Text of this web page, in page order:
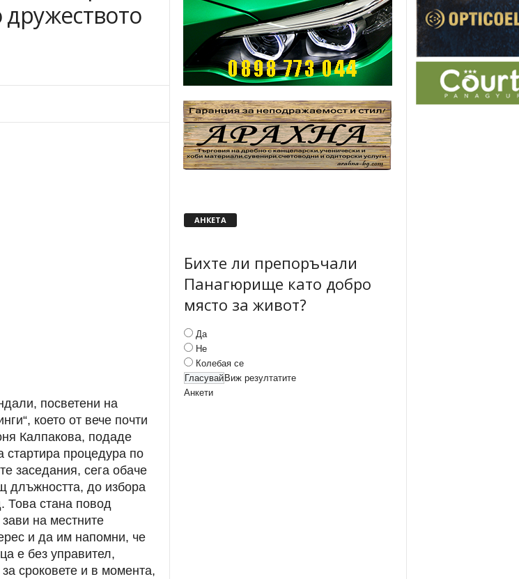
посветени на
което от вече почти
Калпакова, подаде
стартира процедура по
заседания, сега обаче
длъжността, до избора
Това стана повод
на местните
и да им напомни, че
е без управител,
сроковете и в момента,
АНКЕТА
Бихте ли препоръчали
Панагюрище като добро
място за живот?
Да
Не
Колебая се
Виж резултатите
Анкети